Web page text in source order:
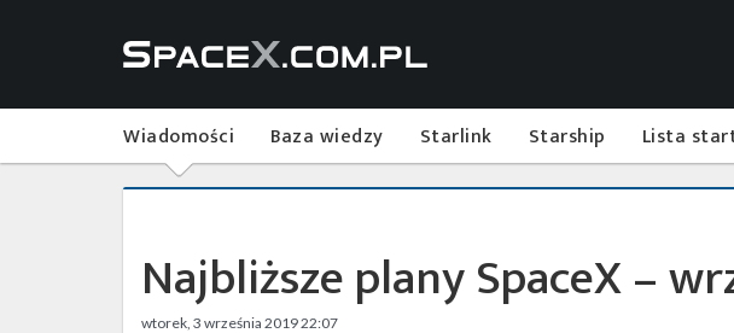
Wiadomości Baza wiedzy Starlink Starship Lista
Najbliższe plany SpaceX –
wtorek, 3 września 2019 22:07